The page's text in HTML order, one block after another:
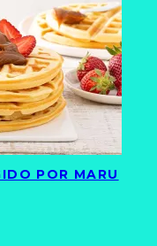
POR MARU